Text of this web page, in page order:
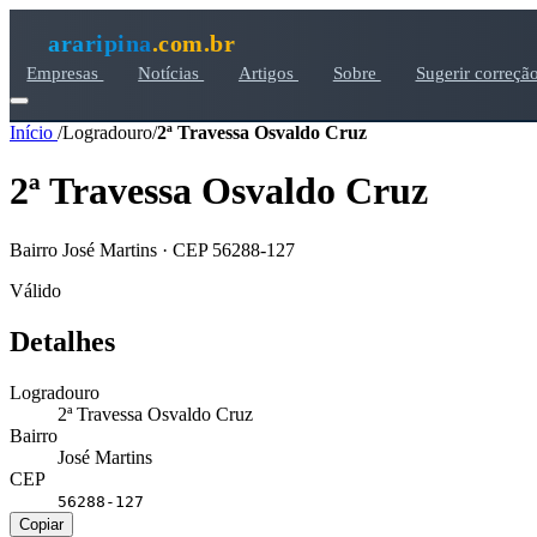
araripina.com.br
Empresas Notícias Artigos Sobre Sugerir
Início /Logradouro/2ª Travessa Osvaldo Cruz
2ª Travessa Osvaldo Cruz
Bairro José Martins · CEP 56288-127
Válido
Detalhes
Logradouro
2ª Travessa Osvaldo Cruz
Bairro
José Martins
CEP
56288-127
Copiar